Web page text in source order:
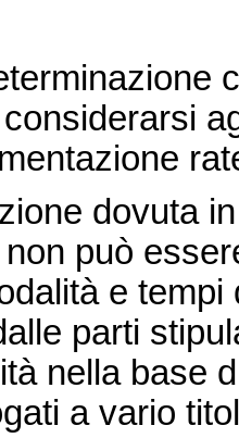
dovuta
può
e
parti
nella base
a vario